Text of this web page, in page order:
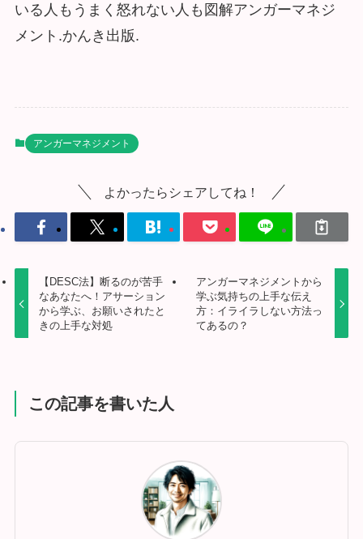
いる人もうまく怒れない人も図解アンガーマネジ
メント.かんき出版.
アンガーマネジメント
よかったらシェアしてね！
【DESC法】断るのが苦手
なあなたへ！アサーション
から学ぶ、お願いされたと
きの上手な対処
アンガーマネジメントから
学ぶ気持ちの上手な伝え
方：イライラしない方法っ
てあるの？
この記事を書いた人